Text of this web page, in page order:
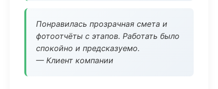
Понравилась прозрачная смета и
фотоотчёты с этапов. Работать было
спокойно и предсказуемо.
— Клиент компании